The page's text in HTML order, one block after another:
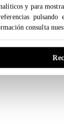
y para
consulta